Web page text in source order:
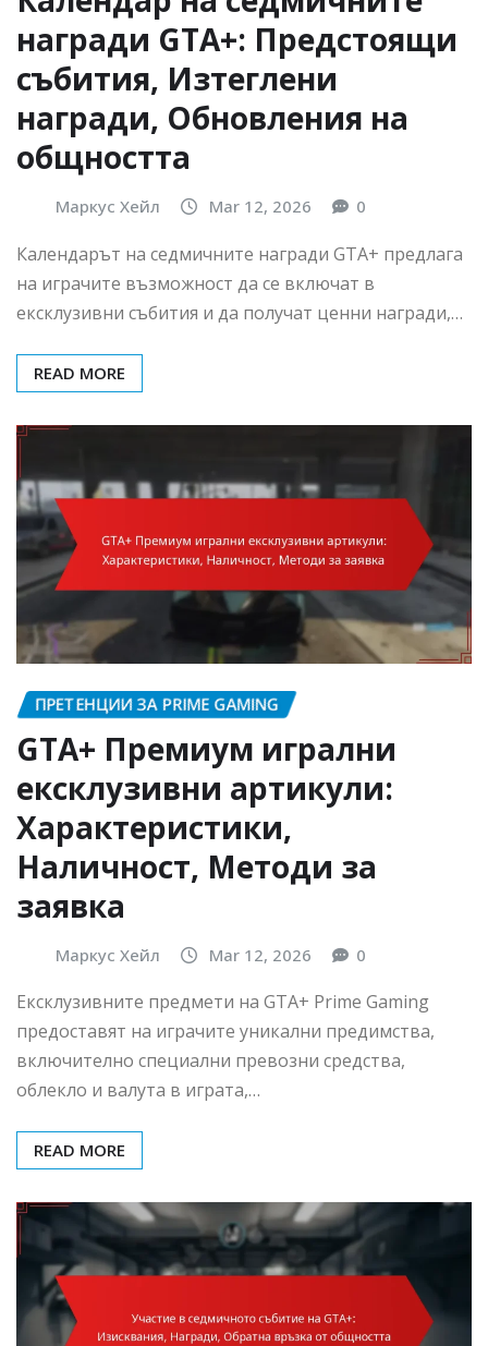
награди GTA+: Предстоящи
събития, Изтеглени
награди, Обновления на
общността
Маркус Хейл Mar 12, 2026 0
Календарът на седмичните награди GTA+ предлага
на играчите възможност да се включат в
ексклузивни събития и да получат ценни награди,…
READ MORE
ПРЕТЕНЦИИ ЗА PRIME GAMING
GTA+ Премиум игрални
ексклузивни артикули:
Характеристики,
Наличност, Методи за
заявка
Маркус Хейл Mar 12, 2026 0
Ексклузивните предмети на GTA+ Prime Gaming
предоставят на играчите уникални предимства,
включително специални превозни средства,
облекло и валута в играта,…
READ MORE